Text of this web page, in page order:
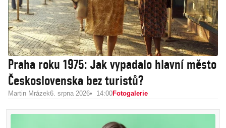
Praha roku 1975: Jak vypadalo hlavní město
Československa bez turistů?
Martin Mrázek6. srpna 2026 14:00Fotogalerie